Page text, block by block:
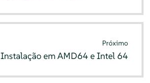
Próximo
Instalação em AMD64 e Intel 64